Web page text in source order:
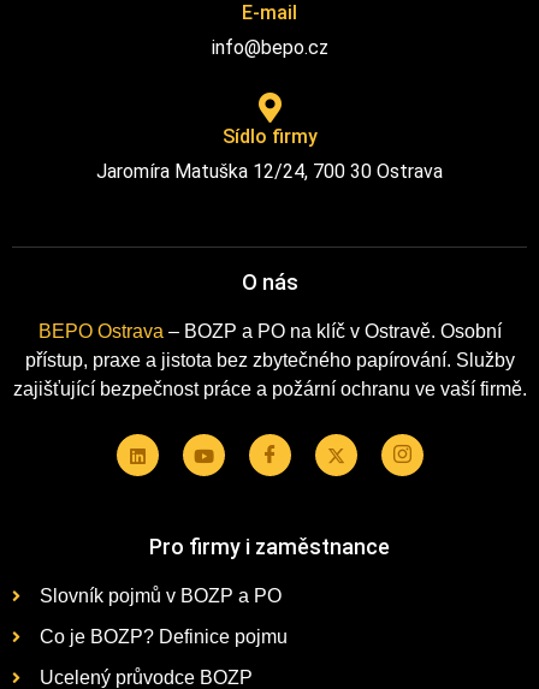
E-mail
info@bepo.cz
Sídlo firmy
Jaromíra Matuška 12/24, 700 30 Ostrava
O nás
BEPO Ostrava – BOZP a PO na klíč v Ostravě. Osobní
přístup, praxe a jistota bez zbytečného papírování. Služby
zajišťující bezpečnost práce a požární ochranu ve vaší firmě.
Pro firmy i zaměstnance
Slovník pojmů v BOZP a PO
Co je BOZP? Definice pojmu
Ucelený průvodce BOZP